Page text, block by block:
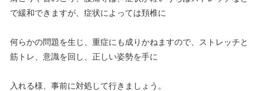
で緩和できますが、症状によっては頚椎に
何らかの問題を生じ、重症にも成りかねますので、ストレッチと
筋トレ、意識を回し、正しい姿勢を手に
入れる様、事前に対処して行きましょう。